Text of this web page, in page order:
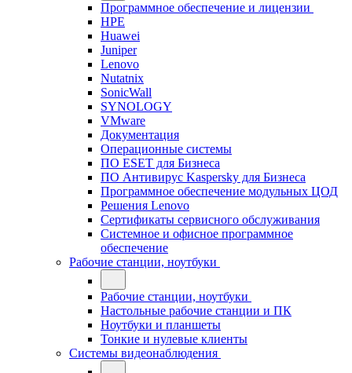
Программное обеспечение и лицензии
HPE
Huawei
Juniper
Lenovo
Nutatnix
SonicWall
SYNOLOGY
VMware
Документация
Операционные системы
ПО ESET для Бизнеса
ПО Антивирус Kaspersky для Бизнеса
Программное обеспечение модульных ЦОД
Решения Lenovo
Сертификаты сервисного обслуживания
Системное и офисное программное
обеспечение
Рабочие станции, ноутбуки
Рабочие станции, ноутбуки
Настольные рабочие станции и ПК
Ноутбуки и планшеты
Тонкие и нулевые клиенты
Системы видеонаблюдения